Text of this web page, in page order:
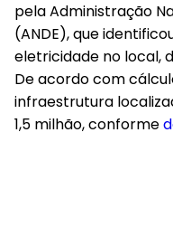
pela Administração
(ANDE), que
eletricidade no local,
De acordo com
infraestrutura
1,5 milhão, conforme